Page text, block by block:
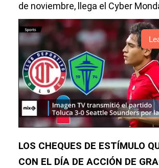
de noviembre, llega el Cyber
LOS CHEQUES DE ESTÍMULO
CON EL DÍA DE ACCIÓN DE